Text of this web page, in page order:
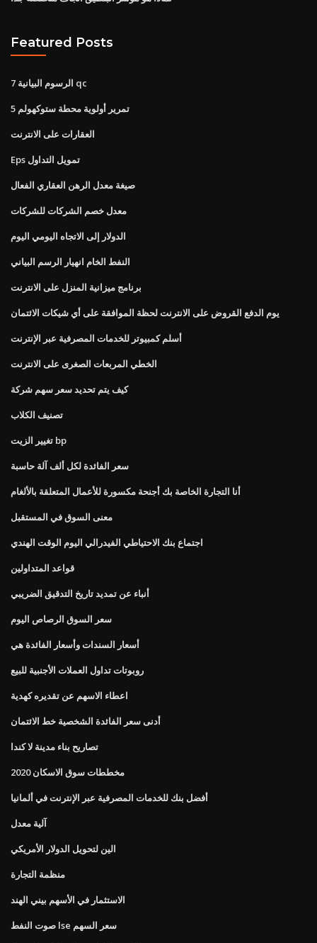
Featured Posts
7 الرسوم البيانية qc
تمرير أولوية محطة ستوكهولم 5
العقارات على الانترنت
Eps تمويل التداول
صيغة معدل الرهن العقاري الفعال
معدل خصم الشركات للشركات
الدولار إلى الاتجاه اليومي اليوم
النفط الخام انهيار الرسم البياني
برنامج ميزانية المنزل على الانترنت
يوم الدفع القروض على الانترنت لحظة الموافقة على أي شيكات الائتمان
أسلم كمبيوتر للخدمات المصرفية عبر الإنترنت
الخطي المربعات الصغرى على الانترنت
كيف يتم تحديد سعر سهم شركة
تصنيف الكلاب
تغيير الزيت bp
سعر الفائدة لكل ألف آلة حاسبة
أنا التجارة الخاصة بك أجنحة مكسورة للأعمال المتعلقة بالألغام
معنى السوق في المستقبل
اجتماع بنك الاحتياطي الفيدرالي اليوم الوقت الهندي
قواعد المتداولين
أنباء عن تمديد تاريخ التدقيق الضريبي
سعر السوق الرصاص اليوم
أسعار السندات وأسعار الفائدة هي
روبوتات تداول العملات الأجنبية للبيع
اعطاء الاسهم عن تقديره كهدية
أدنى سعر الفائدة الشخصية خط الائتمان
تصاريح بناء مدينة لا كندا
مخططات سوق الاسكان 2020
أفضل بنك للخدمات المصرفية عبر الإنترنت في ألمانيا
آلية معدل
الين لتحويل الدولار الأمريكي
منظمة التجارة
الاستثمار في الأسهم بيني الهند
صوت النفط lse سعر السهم